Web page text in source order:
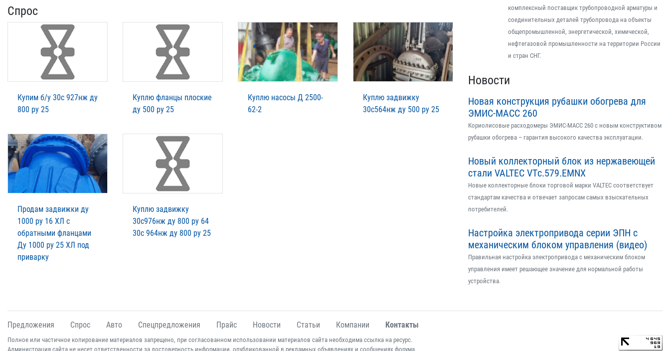
Спрос
Купим б/у 30с 927нж ду
800 ру 25
Куплю фланцы плоские
ду 500 ру 25
Куплю насосы Д 2500-
62-2
Куплю задвижку
30с564нж ду 500 ру 25
Продам задвижки ду
1000 ру 16 ХЛ с
обратными фланцами
Ду 1000 ру 25 ХЛ под
приварку
Куплю задвижку
30с976нж ду 800 ру 64
30с 964нж ду 800 ру 25
комплексный поставщик трубопроводной арматуры и
соединительных деталей трубопровода на объекты
общепромышленной, энергетической, химической,
нефтегазовой промышленности на территории России
и стран СНГ.
Новости
Новая конструкция рубашки обогрева для
ЭМИС-МАСС 260
Кориолисовые расходомеры ЭМИС-МАСС 260 с новым конструктивом
рубашки обогрева – гарантия высокого качества эксплуатации.
Новый коллекторный блок из нержавеющей
стали VALTEC VTс.579.EMNX
Новые коллекторные блоки торговой марки VALTEC соответствует
стандартам качества и отвечает запросам самых взыскательных
потребителей.
Настройка электропривода серии ЭПН с
механическим блоком управления (видео)
Правильная настройка электропривода с механическим блоком
управления имеет решающее значение для нормальной работы
устройства.
Предложения Спрос Авто Спецпредложения Прайс Новости Статьи Компании Контакты
Полное или частичное копирование материалов запрещено, при согласованном использовании материалов сайта необходима ссылка на ресурс.
Администрация сайта не несет ответственности за достоверность информации, опубликованной в рекламных объявлениях и сообщениях форума.